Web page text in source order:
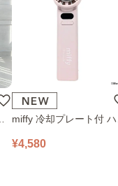
miffy 冷却プレート付
ピンク
¥4,580